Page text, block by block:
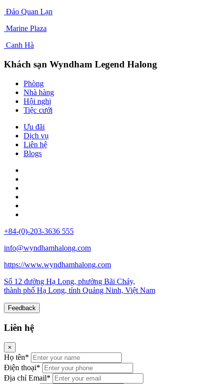
Đảo Quan Lạn
Marine Plaza
Canh Hà
Khách sạn Wyndham Legend Halong
Phòng
Nhà hàng
Hội nghị
Tiệc cưới
Ưu đãi
Dịch vụ
Liên hệ
Blogs
+84-(0)-203-3636 555
info@wyndhamhalong.com
https://www.wyndhamhalong.com
Số 12 đường Hạ Long, phường Bãi Cháy,
thành phố Hạ Long, tỉnh Quảng Ninh, Việt Nam
Feedback
Liên hệ
×
Họ tên*
Điện thoại*
Địa chỉ Email*